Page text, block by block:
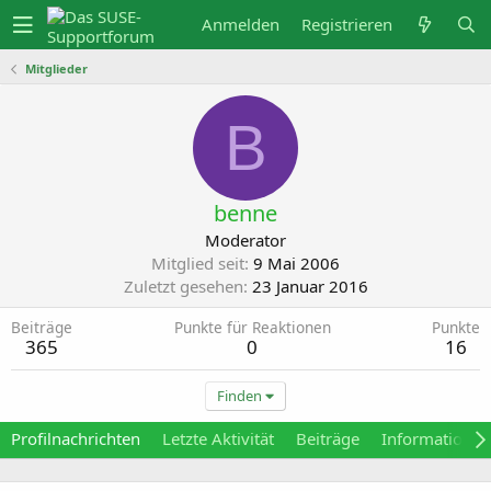
Anmelden Registrieren
Mitglieder
B
benne
Moderator
Mitglied seit 9 Mai 2006
Zuletzt gesehen 23 Januar 2016
Beiträge
365
Punkte für Reaktionen
0
Punkte
16
Finden
Profilnachrichten Letzte Aktivität Beiträge Informationen